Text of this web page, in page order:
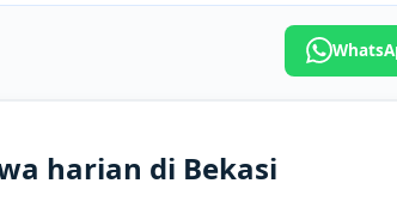
harian di Bekasi